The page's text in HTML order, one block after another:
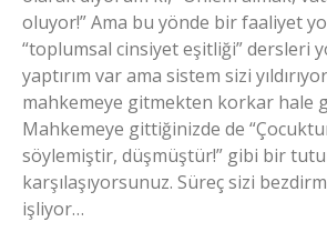
oluyor!” Ama bu yönde bir faaliyet
“toplumsal cinsiyet eşitliği” dersleri
yaptırım var ama sistem sizi
mahkemeye gitmekten korkar hale
Mahkemeye gittiğinizde de
söylemiştir, düşmüştür!” gibi bir
karşılaşıyorsunuz. Süreç sizi
işliyor…